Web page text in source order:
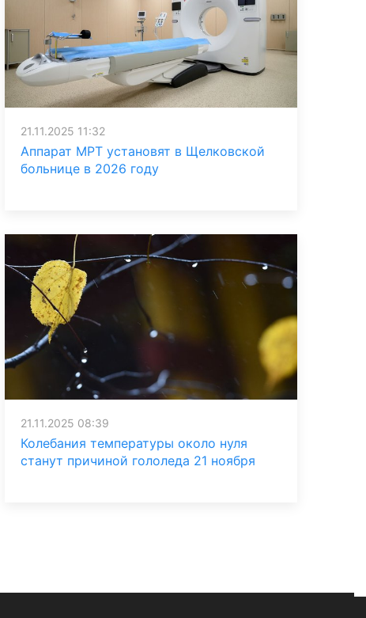
21.11.2025 11:32
Аппарат МРТ установят в Щелковской
больнице в 2026 году
21.11.2025 08:39
Колебания температуры около нуля
станут причиной гололеда 21 ноября